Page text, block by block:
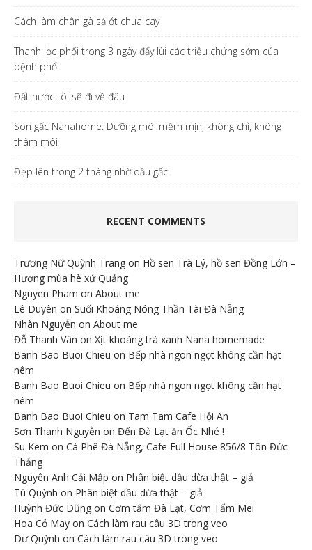
Cách làm chân gà sả ớt chua cay
Thanh lọc phổi trong 3 ngày đẩy lùi các triệu chứng sớm của
bệnh phổi
Đất nước tôi sẽ đi về đâu
Son gấc Nanahome: Dưỡng môi mềm mịn, không chì, không
thâm môi
Đẹp lên trong 2 tháng nhờ dầu gấc
RECENT COMMENTS
Trương Nữ Quỳnh Trang on Hồ sen Trà Lý, hồ sen Đồng Lớn –
Hương mùa hè xứ Quảng
Nguyen Pham on About me
Lê Duyên on Suối Khoáng Nóng Thần Tài Đà Nẵng
Nhàn Nguyễn on About me
Đỗ Thanh Vân on Xịt khoáng trà xanh Nana homemade
Banh Bao Buoi Chieu on Bếp nhà ngon ngọt không cần hạt
nêm
Banh Bao Buoi Chieu on Bếp nhà ngon ngọt không cần hạt
nêm
Banh Bao Buoi Chieu on Tam Tam Cafe Hội An
Sơn Thanh Nguyễn on Đến Đà Lạt ăn Ốc Nhé !
Su Kem on Cà Phê Đà Nẵng, Cafe Full House 856/8 Tôn Đức
Thắng
Nguyên Anh Cải Mập on Phân biệt dầu dừa thật – giả
Tú Quỳnh on Phân biệt dầu dừa thật – giả
Huỳnh Đức Dũng on Cơm tấm Đà Lạt, Cơm Tấm Mei
Hoa Cỏ May on Cách làm rau câu 3D trong veo
Dư Quỳnh on Cách làm rau câu 3D trong veo